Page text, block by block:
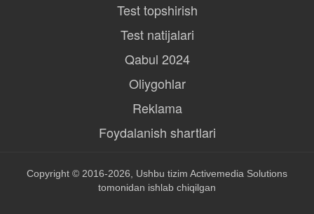
Test topshirish
Test natijalari
Qabul 2024
Oliygohlar
Reklama
Foydalanish shartlari
Copyright © 2016-2026, Ushbu tizim Activemedia Solutions
tomonidan ishlab chiqilgan